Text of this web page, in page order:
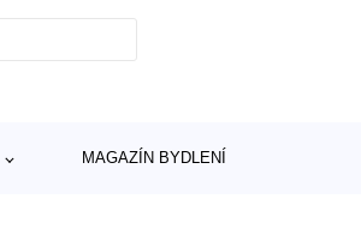
MAGAZÍN BYDLENÍ